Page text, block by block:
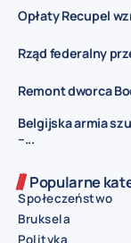
Opłaty Recupel
Rząd federalny
Remont dworca
Belgijska armia
–...
Popularne
Społeczeństwo
Bruksela
Polityka